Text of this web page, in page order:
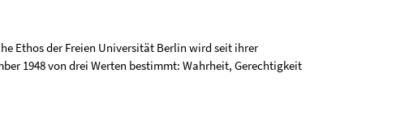
Ethos der Freien Universität Berlin wird seit ihrer
1948 von drei Werten bestimmt: Wahrheit, Gerechtigkeit